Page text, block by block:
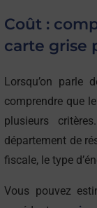
Coût :
carte grise
Lorsqu’on parle
comprendre que
plusieurs
département de
fiscale, le type
Vous pouvez